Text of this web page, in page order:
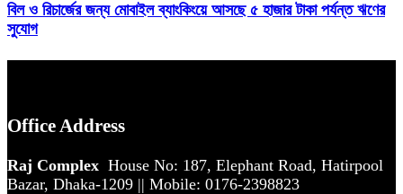
বিল ও রিচার্জের জন্য মোবাইল ব্যাংকিংয়ে আসছে ৫ হাজার টাকা পর্যন্ত ঋণের
সুযোগ
Office Address
Raj Complex House No: 187, Elephant Road, Hatirpool
Bazar, Dhaka-1209 || Mobile: 0176-2398823